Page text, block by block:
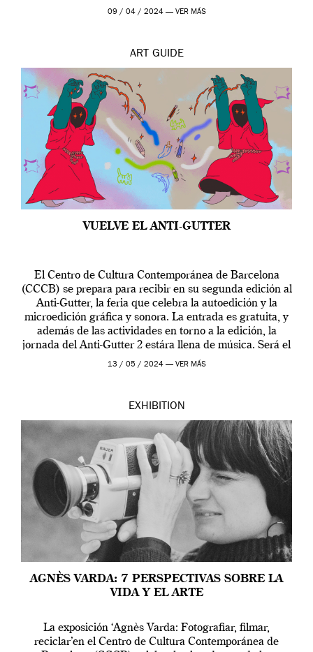
por […]
09 / 04 / 2024 — VER MÁS
ART GUIDE
VUELVE EL ANTI-GUTTER
El Centro de Cultura Contemporánea de Barcelona
(CCCB) se prepara para recibir en su segunda edición al
Anti-Gutter, la feria que celebra la autoedición y la
microedición gráfica y sonora. La entrada es gratuita, y
además de las actividades en torno a la edición, la
jornada del Anti-Gutter 2 estára llena de música. Será el
[…]
13 / 05 / 2024 — VER MÁS
EXHIBITION
AGNÈS VARDA: 7 PERSPECTIVAS SOBRE LA
VIDA Y EL ARTE
La exposición ‘Agnès Varda: Fotografiar, filmar,
reciclar’en el Centro de Cultura Contemporánea de